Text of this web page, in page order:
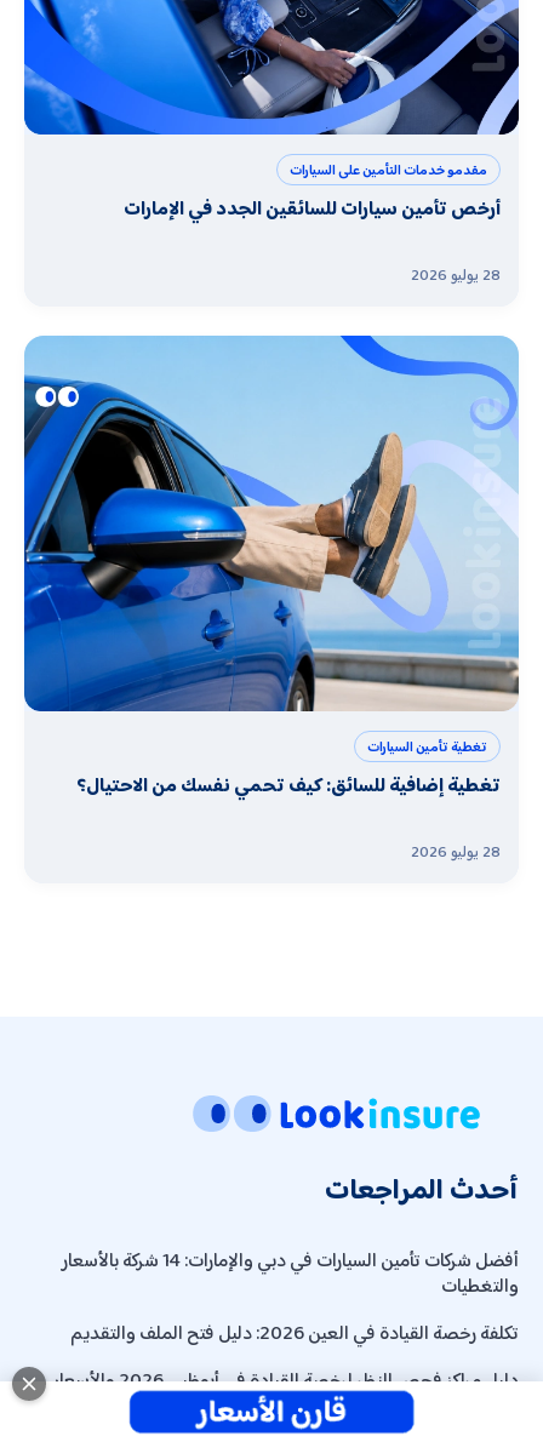
مقدمو خدمات التأمين على السيارات
أرخص تأمين سيارات للسائقين الجدد في الإمارات
28 يوليو 2026
تغطية تأمين السيارات
تغطية إضافية للسائق: كيف تحمي نفسك من الاحتيال؟
28 يوليو 2026
أحدث المراجعات
أفضل شركات تأمين السيارات في دبي والإمارات: 14 شركة بالأسعار
والتغطيات
تكلفة رخصة القيادة في العين 2026: دليل فتح الملف والتقديم
دليل مراكز فحص النظر لرخصة القيادة في أبوظبي 2026 والأسعار
رسوم رخصة قيادة أبوظبي 2026: دليل كامل للترخيص والرسوم